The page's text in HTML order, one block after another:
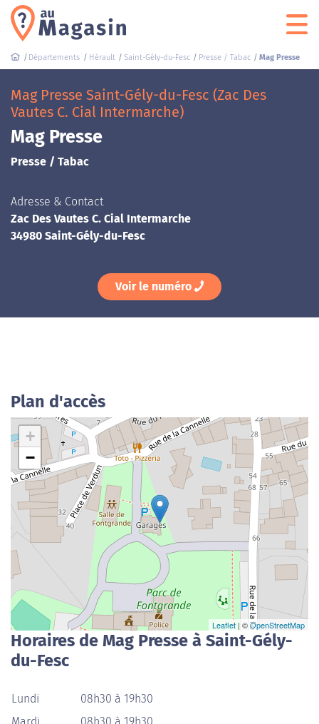
Départements Hérault Saint-Gély-du-Fesc Presse / Tabac Mag Presse
Mag Presse Saint-Gély-du-Fesc (Zac Des
Vautes C. Cial Intermarche)
Mag Presse
Presse / Tabac
Adresse & Contact
Zac Des Vautes C. Cial Intermarche
34980 Saint-Gély-du-Fesc
Voir le numéro
Plan d'accès
+
−
Leaflet | ©OpenStreetMap
Horaires de Mag Presse à Saint-Gély-
du-Fesc
Lundi
08h30 à 19h30